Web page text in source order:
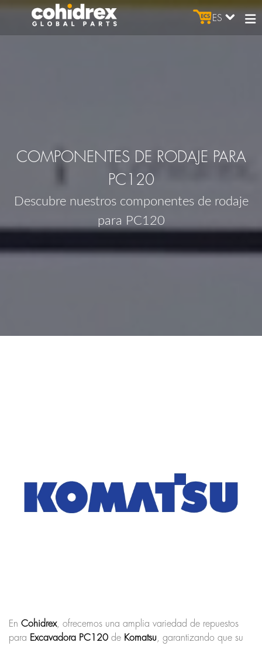
ES
COMPONENTES DE RODAJE PARA
PC120
Descubre nuestros componentes de rodaje
para PC120
En Cohidrex, ofrecemos una amplia variedad de repuestos
para Excavadora PC120 de Komatsu , garantizando que su